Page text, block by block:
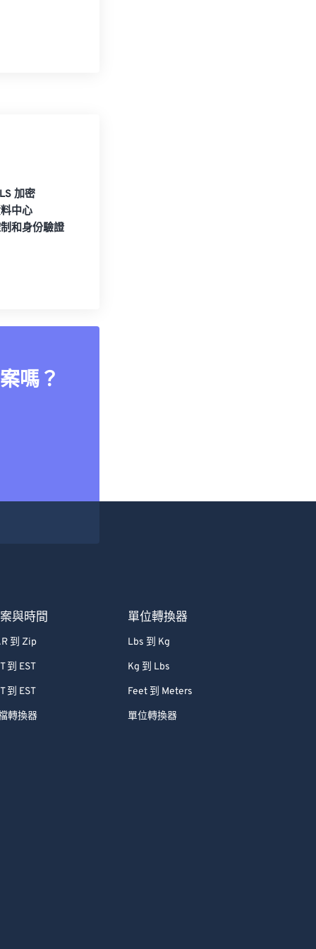
加密
中心
和身份驗證
嗎？
與時間
到 Zip
到 EST
到 EST
轉換器
單位轉換器
Lbs 到 Kg
Kg 到 Lbs
Feet 到 Meters
單位轉換器